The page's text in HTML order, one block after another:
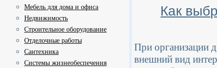
Мебель для дома и офиса
Недвижимость
Строительное оборудование
Отделочные работы
Сантехника
Системы жизнеобеспечения
Как
При организации
внешний вид